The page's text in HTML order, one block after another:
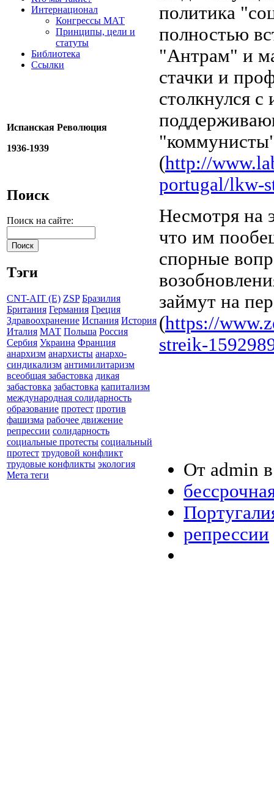
Интернационал
Конгрессы МАТ
Принципы, цели и
статуты
Библиотека
Ссылки
Испанская Революция
1936-1939
Поиск
Поиск на сайте:
Тэги
CNT-AIT (E) ZSP Бразилия
Британия Германия Греция
Здравоохранение Испания История
Италия МАТ Польша Россия
Сербия Украина Франция
анархизм анархисты анархо-
синдикализм антимилитаризм
всеобщая забастовка дикая
забастовка забастовка капитализм
международная солидарность
образование протест против
фашизма рабочее движение
репрессии солидарность
социальные протесты социальный
протест трудовой конфликт
трудовые конфликты экология
Мета теги
политика
полностью
"Антрам" и
стачки и
столкнулся с
(http://
portugal/lkw-
Несмотря на
что им
спорные
займут на
(https://
streik-
От admin
репрессии